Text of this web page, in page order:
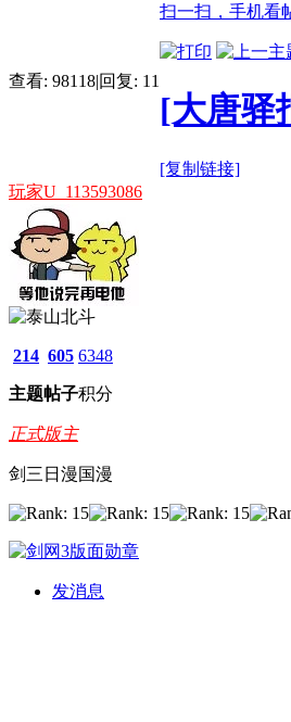
查看: 98118|回复: 11
扫一扫，手机看
[大唐驿
[复制链接]
玩家U_113593086
214
主题
605
帖子
6348
积分
正式版主
剑三日漫国漫
发消息